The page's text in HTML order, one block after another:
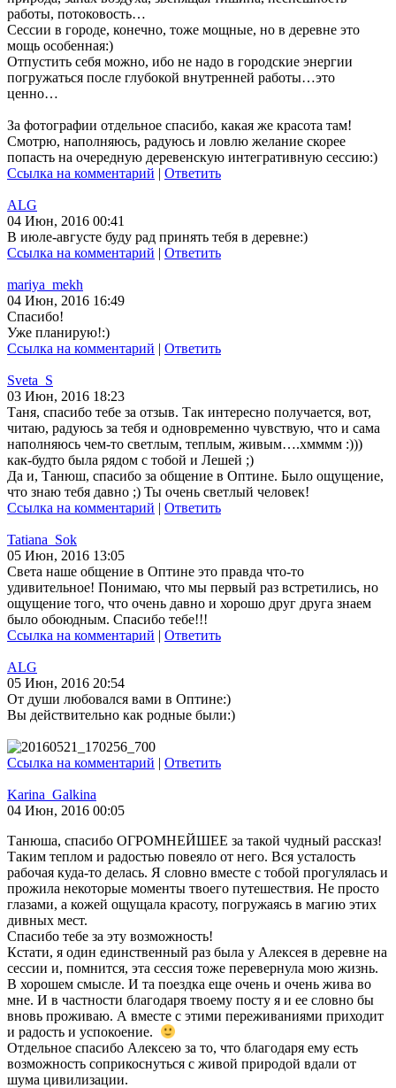
работы, потоковость…
Сессии в городе, конечно, тоже мощные, но в деревне это
мощь особенная:)
Отпустить себя можно, ибо не надо в городские энергии
погружаться после глубокой внутренней работы…это
ценно…
За фотографии отдельное спасибо, какая же красота там!
Смотрю, наполняюсь, радуюсь и ловлю желание скорее
попасть на очередную деревенскую интегративную сессию:)
Ссылка на комментарий | Ответить
ALG
04 Июн, 2016 00:41
В июле-августе буду рад принять тебя в деревне:)
Ссылка на комментарий | Ответить
mariya_mekh
04 Июн, 2016 16:49
Спасибо!
Уже планирую!:)
Ссылка на комментарий | Ответить
Sveta_S
03 Июн, 2016 18:23
Таня, спасибо тебе за отзыв. Так интересно получается, вот,
читаю, радуюсь за тебя и одновременно чувствую, что и сама
наполняюсь чем-то светлым, теплым, живым….хмммм :)))
как-будто была рядом с тобой и Лешей ;)
Да и, Танюш, спасибо за общение в Оптине. Было ощущение,
что знаю тебя давно ;) Ты очень светлый человек!
Ссылка на комментарий | Ответить
Tatiana_Sok
05 Июн, 2016 13:05
Света наше общение в Оптине это правда что-то
удивительное! Понимаю, что мы первый раз встретились, но
ощущение того, что очень давно и хорошо друг друга знаем
было обоюдным. Спасибо тебе!!!
Ссылка на комментарий | Ответить
ALG
05 Июн, 2016 20:54
От души любовался вами в Оптине:)
Вы действительно как родные были:)
Ссылка на комментарий | Ответить
Karina_Galkina
04 Июн, 2016 00:05
Танюша, спасибо ОГРОМНЕЙШЕЕ за такой чудный рассказ!
Таким теплом и радостью повеяло от него. Вся усталость
рабочая куда-то делась. Я словно вместе с тобой прогулялась и
прожила некоторые моменты твоего путешествия. Не просто
глазами, а кожей ощущала красоту, погружаясь в магию этих
дивных мест.
Спасибо тебе за эту возможность!
Кстати, я один единственный раз была у Алексея в деревне на
сессии и, помнится, эта сессия тоже перевернула мою жизнь.
В хорошем смысле. И та поездка еще очень и очень жива во
мне. И в частности благодаря твоему посту я и ее словно бы
вновь проживаю. А вместе с этими переживаниями приходит
и радость и успокоение.
Отдельное спасибо Алексею за то, что благодаря ему есть
возможность соприкоснуться с живой природой вдали от
шума цивилизации.